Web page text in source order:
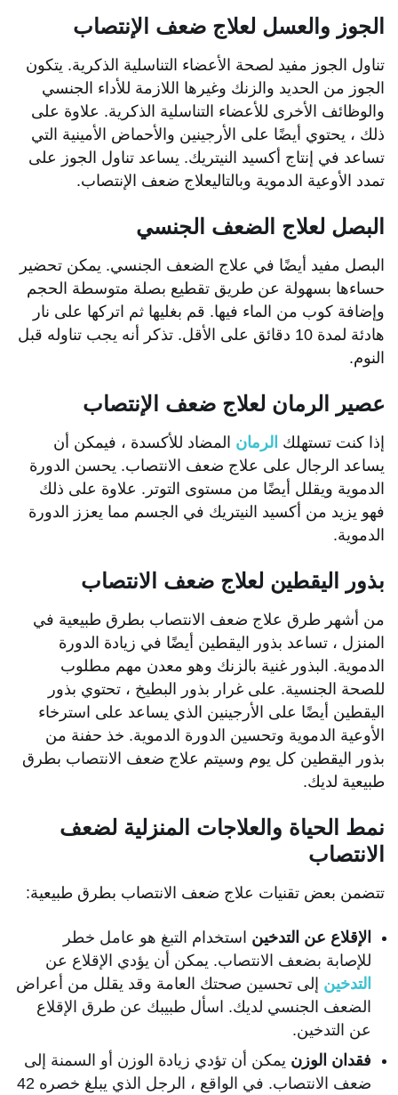
الجوز والعسل لعلاج ضعف الإنتصاب
تناول الجوز مفيد لصحة الأعضاء التناسلية الذكرية. يتكون
الجوز من الحديد والزنك وغيرها اللازمة للأداء الجنسي
والوظائف الأخرى للأعضاء التناسلية الذكرية. علاوة على
ذلك ، يحتوي أيضًا على الأرجينين والأحماض الأمينية التي
تساعد في إنتاج أكسيد النيتريك. يساعد تناول الجوز على
تمدد الأوعية الدموية وبالتاليعلاج ضعف الإنتصاب.
البصل لعلاج الضعف الجنسي
البصل مفيد أيضًا في علاج الضعف الجنسي. يمكن تحضير
حساءها بسهولة عن طريق تقطيع بصلة متوسطة الحجم
وإضافة كوب من الماء فيها. قم بغليها ثم اتركها على نار
هادئة لمدة 10 دقائق على الأقل. تذكر أنه يجب تناوله قبل
النوم.
عصير الرمان لعلاج ضعف الإنتصاب
إذا كنت تستهلك الرمان المضاد للأكسدة ، فيمكن أن
يساعد الرجال على علاج ضعف الانتصاب. يحسن الدورة
الدموية ويقلل أيضًا من مستوى التوتر. علاوة على ذلك
فهو يزيد من أكسيد النيتريك في الجسم مما يعزز الدورة
الدموية.
بذور اليقطين لعلاج ضعف الانتصاب
من أشهر طرق علاج ضعف الانتصاب بطرق طبيعية في
المنزل ، تساعد بذور اليقطين أيضًا في زيادة الدورة
الدموية. البذور غنية بالزنك وهو معدن مهم مطلوب
للصحة الجنسية. على غرار بذور البطيخ ، تحتوي بذور
اليقطين أيضًا على الأرجينين الذي يساعد على استرخاء
الأوعية الدموية وتحسين الدورة الدموية. خذ حفنة من
بذور اليقطين كل يوم وسيتم علاج ضعف الانتصاب بطرق
طبيعية لديك.
نمط الحياة والعلاجات المنزلية لضعف
الانتصاب
تتضمن بعض تقنيات علاج ضعف الانتصاب بطرق طبيعية:
الإقلاع عن التدخين استخدام التبغ هو عامل خطر
للإصابة بضعف الانتصاب. يمكن أن يؤدي الإقلاع عن
التدخين إلى تحسين صحتك العامة وقد يقلل من أعراض
الضعف الجنسي لديك. اسأل طبيبك عن طرق الإقلاع
عن التدخين.
فقدان الوزن يمكن أن تؤدي زيادة الوزن أو السمنة إلى
ضعف الانتصاب. في الواقع ، الرجل الذي يبلغ خصره 42